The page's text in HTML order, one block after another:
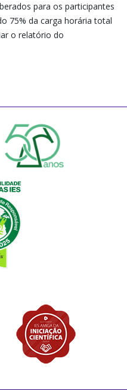
para os participantes
75% da carga horária total
o relatório do